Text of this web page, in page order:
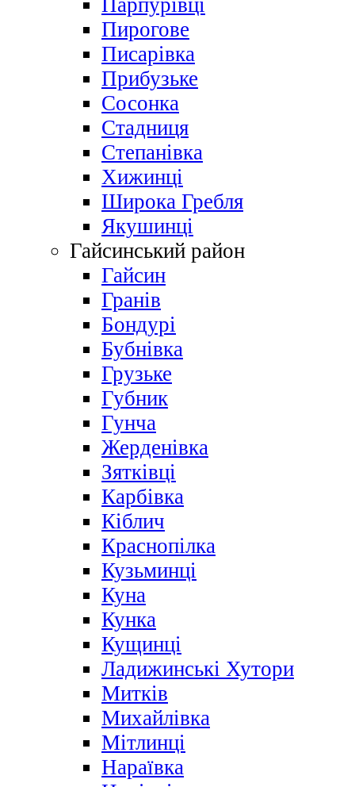
Парпурівці
Пирогове
Писарівка
Прибузьке
Сосонка
Стадниця
Степанівка
Хижинці
Широка Гребля
Якушинці
Гайсинський район
Гайсин
Гранів
Бондурі
Бубнівка
Грузьке
Губник
Гунча
Жерденівка
Зятківці
Карбівка
Кіблич
Краснопілка
Кузьминці
Куна
Кунка
Кущинці
Ладижинські Хутори
Митків
Михайлівка
Мітлинці
Нараївка